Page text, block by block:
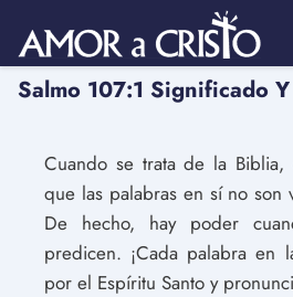
Salmo 107:1 Significado
Cuando se trata de la Biblia,
que las palabras en sí no son
De hecho, hay poder
predicen. ¡Cada palabra en
por el Espíritu Santo y